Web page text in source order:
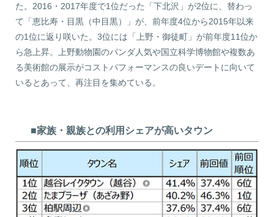
た。2016・2017年度で1位だった「下北沢」が2位に、替わっ
て「恵比寿・目黒（中目黒）」が、前年度4位から2015年以来
の1位に返り咲いた。3位には「上野・御徒町」が前年度11位か
ら急上昇。上野動物園のパンダ人気や国立科学博物館や複数あ
る美術館の展示がコストパフォーマンスの良いデートに向いて
いるとあって、再注目を集めている。
■家族・親族との利用シェアが高いタウン